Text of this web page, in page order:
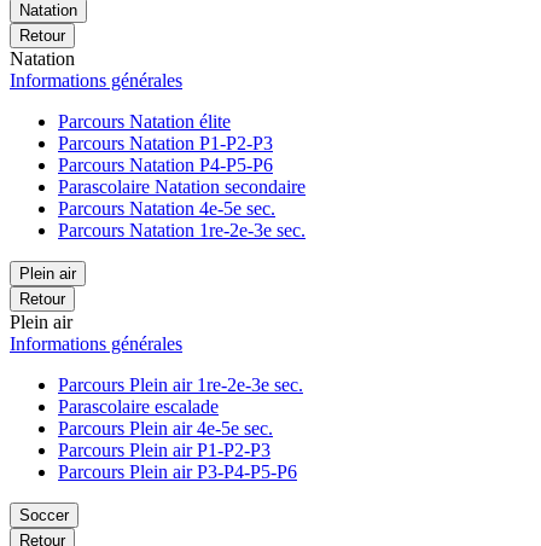
Natation
Retour
Natation
Informations générales
Parcours Natation élite
Parcours Natation P1-P2-P3
Parcours Natation P4-P5-P6
Parascolaire Natation secondaire
Parcours Natation 4e-5e sec.
Parcours Natation 1re-2e-3e sec.
Plein air
Retour
Plein air
Informations générales
Parcours Plein air 1re-2e-3e sec.
Parascolaire escalade
Parcours Plein air 4e-5e sec.
Parcours Plein air P1-P2-P3
Parcours Plein air P3-P4-P5-P6
Soccer
Retour